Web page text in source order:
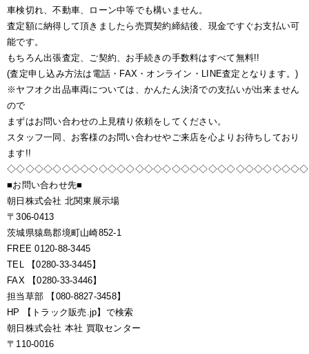
車検切れ、不動車、ローン中等でも構いません。
査定額に納得して頂きましたら売買契約締結後、現金ですぐお支払い可
能です。
もちろん出張査定、ご契約、お手続きの手数料はすべて無料!!
(査定申し込み方法は電話・FAX・オンライン・LINE査定となります。)
※ヤフオク出品車両については、かんたん決済での支払いが出来ません
ので
まずはお問い合わせの上見積り依頼をしてください。
スタッフ一同、お客様のお問い合わせやご来店を心よりお待ちしており
ます!!
■お問い合わせ先■
朝日株式会社 北関東展示場
〒306-0413
茨城県猿島郡境町山崎852-1
FREE 0120-88-3445
TEL 【0280-33-3445】
FAX 【0280-33-3446】
担当草部 【080-8827-3458】
HP 【トラック販売.jp】で検索
朝日株式会社 本社 買取センター
〒110-0016